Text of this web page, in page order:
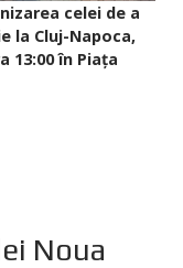
celei de a
la Cluj-Napoca,
13:00 în Piața
Noua